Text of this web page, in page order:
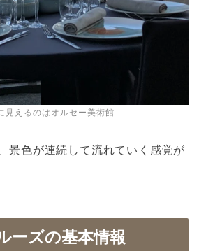
見えるのはオルセー美術館
景色が連続して流れていく感覚が
ーズの基本情報